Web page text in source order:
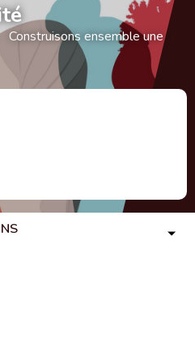
externe)
Construisons ensemble une